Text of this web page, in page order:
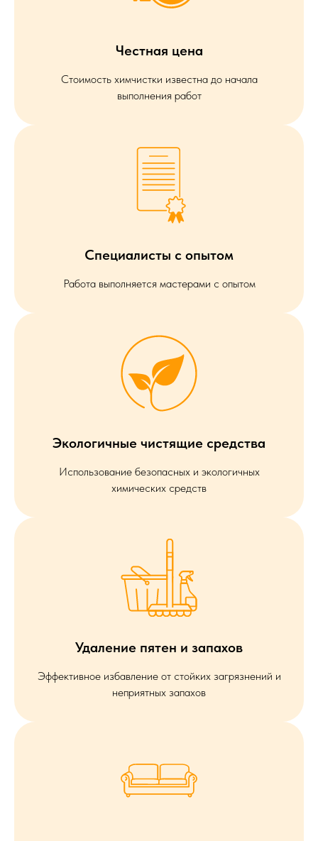
Честная цена
Стоимость химчистки известна до начала
выполнения работ
Специалисты с опытом
Работа выполняется мастерами с опытом
Экологичные чистящие средства
Использование безопасных и экологичных
химических средств
Удаление пятен и запахов
Эффективное избавление от стойких загрязнений и
неприятных запахов